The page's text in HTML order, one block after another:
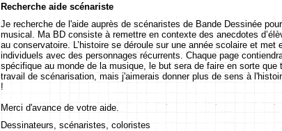
Recherche aide scénariste
Je recherche de l'aide auprès de scénaristes de Bande Dessinée
musical. Ma BD consiste à remettre en contexte des anecdotes
au conservatoire. L’histoire se déroule sur une année scolaire et
individuels avec des personnages récurrents. Chaque page
spécifique au monde de la musique, le but sera de faire en sorte
travail de scénarisation, mais j'aimerais donner plus de sens à
!
Merci d'avance de votre aide.
Dessinateurs, scénaristes, coloristes